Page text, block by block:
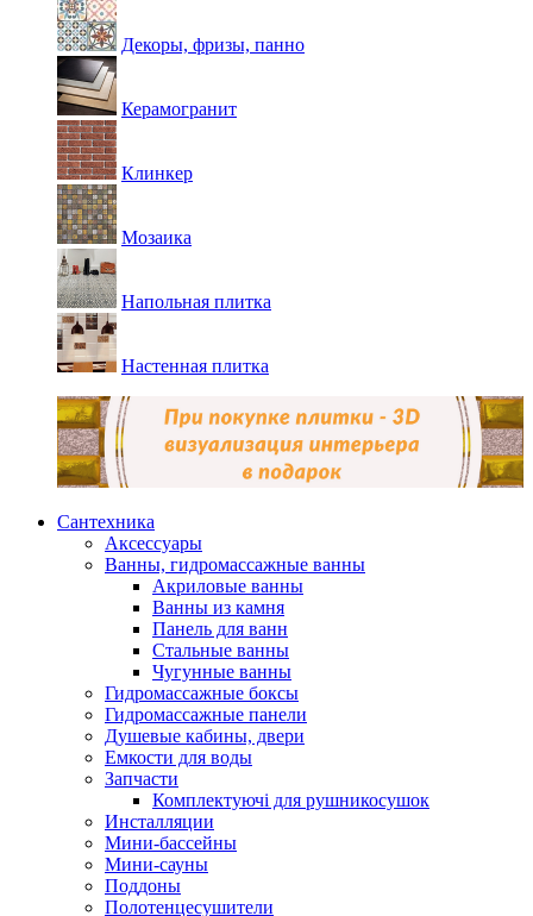
Декоры, фризы, панно
Керамогранит
Клинкер
Мозаика
Напольная плитка
Настенная плитка
Сантехника
Аксессуары
Ванны, гидромассажные ванны
Акриловые ванны
Ванны из камня
Панель для ванн
Стальные ванны
Чугунные ванны
Гидромассажные боксы
Гидромассажные панели
Душевые кабины, двери
Емкости для воды
Запчасти
Комплектуючі для рушникосушок
Инсталляции
Мини-бассейны
Мини-сауны
Поддоны
Полотенцесушители